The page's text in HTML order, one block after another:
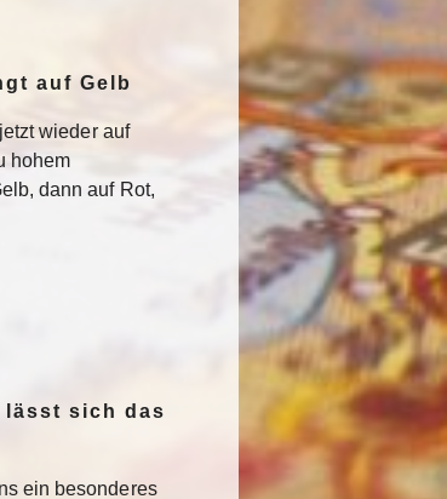
auf Gelb
wieder auf
hohem
dann auf Rot,
sich das
ein besonderes